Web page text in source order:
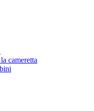
cameretta